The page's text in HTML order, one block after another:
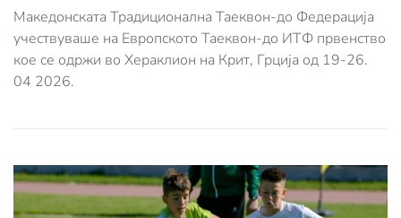
Македонската Традиционална Таеквон-до Федерација
учествуваше на Европското Таеквон-до ИТФ првенство
кое се одржи во Хераклион на Крит, Грција од 19-26.
04 2026.